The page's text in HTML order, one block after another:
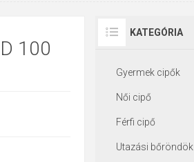
100
KATEGÓRIA
Gyermek cipők
Női cipő
Férfi cipő
Utazási bőröndök